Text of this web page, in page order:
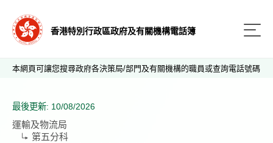
香港特別行政區政府及有關機構電話簿
本網頁可讓您搜尋政府各決策局/部門及有關機構的職員或查詢電話號碼
最後更新: 10/08/2026
運輸及物流局
第五分科